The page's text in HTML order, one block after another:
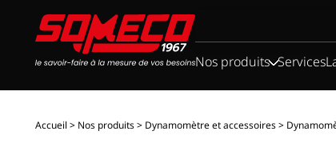
Rechercher :
Nos produits Services
Accueil > Nos produits> Dynamomètre et accessoires>